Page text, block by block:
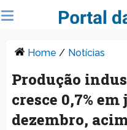
Home / Notícias
Produção
cresce 0,7%
dezembro,